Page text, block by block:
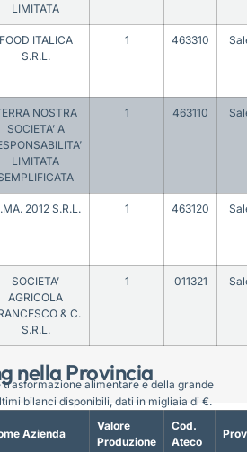
nella Provincia
LIMITATA
FOOD ITALICA
S.R.L.
1 463310
NOSTRA
SOCIETA’ A
LIMITATA
1 463110
2012 S.R.L. 1 463120
SOCIETA’
AGRICOLA
& C.
S.R.L.
1 011321
Azienda
Valore
Produzione
Cod.
Ateco
alimentare e della grande
bilanci disponibili, dati in migliaia di €.